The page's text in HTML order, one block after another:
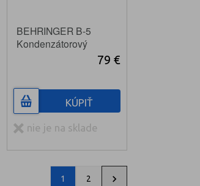
BEHRINGER B-5
Kondenzátorový
79 €
KÚPIŤ
nie je na sklade
1 2